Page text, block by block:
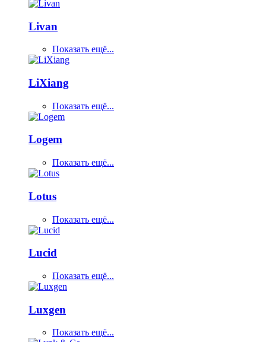
Livan
Показать ещё...
LiXiang
Показать ещё...
Logem
Показать ещё...
Lotus
Показать ещё...
Lucid
Показать ещё...
Luxgen
Показать ещё...